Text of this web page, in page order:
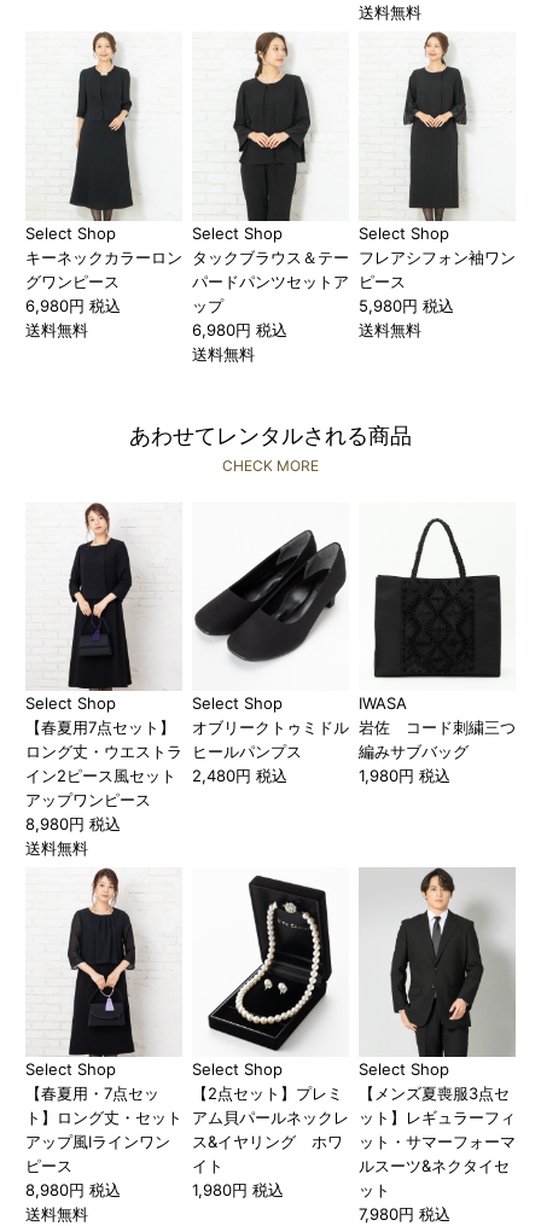
送料無料
Select Shop
キーネックカラーロン
グワンピース
6,980円 税込
送料無料
Select Shop
タックブラウス＆テー
パードパンツセットア
ップ
6,980円 税込
送料無料
Select Shop
フレアシフォン袖ワン
ピース
5,980円 税込
送料無料
あわせてレンタルされる商品
CHECK MORE
Select Shop
【春夏用7点セット】
ロング丈・ウエストラ
イン2ピース風セット
アップワンピース
8,980円 税込
送料無料
Select Shop
オブリークトゥミドル
ヒールパンプス
2,480円 税込
IWASA
岩佐 コード刺繍三つ
編みサブバッグ
1,980円 税込
Select Shop
【春夏用・7点セッ
ト】ロング丈・セット
アップ風Iラインワン
ピース
8,980円 税込
送料無料
Select Shop
【2点セット】プレミ
アム貝パールネックレ
ス&イヤリング ホワ
イト
1,980円 税込
Select Shop
【メンズ夏喪服3点セ
ット】レギュラーフィ
ット・サマーフォーマ
ルスーツ&ネクタイセ
ット
7,980円 税込